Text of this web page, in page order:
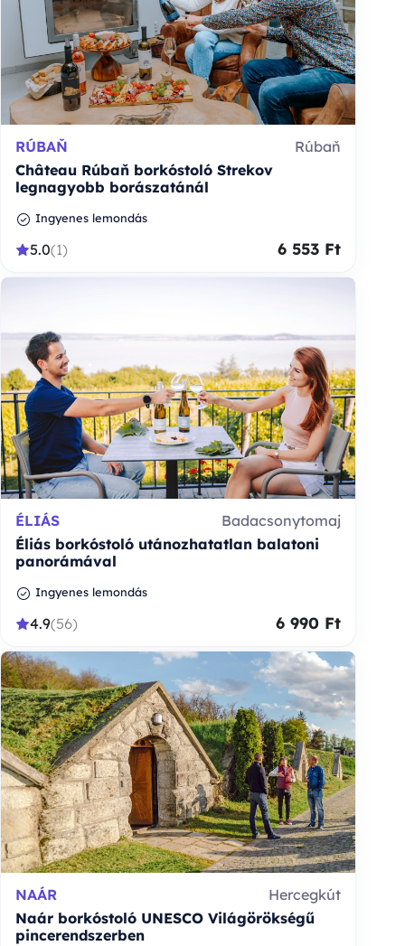
RÚBAŇ
Rúbaň
Château Rúbaň borkóstoló Strekov
legnagyobb borászatánál
Ingyenes lemondás
5.0(1) 6 553 Ft
ÉLIÁS
Badacsonytomaj
Éliás borkóstoló utánozhatatlan balatoni
panorámával
Ingyenes lemondás
4.9(56) 6 990 Ft
NAÁR
Hercegkút
Naár borkóstoló UNESCO Világörökségű
pincerendszerben